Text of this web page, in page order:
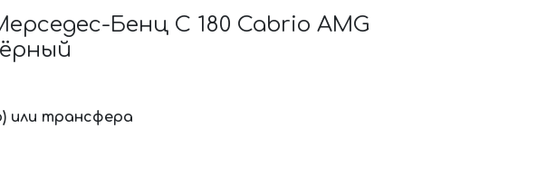
Бенц C 180 Cabrio AMG
или трансфера